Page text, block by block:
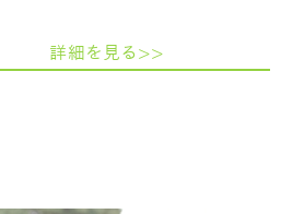
詳細を見る>>